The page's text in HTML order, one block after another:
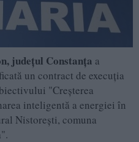
județul Constanța a
un contract de execuția
"Creşterea
inteligentă a energiei în
Nistorești, comuna